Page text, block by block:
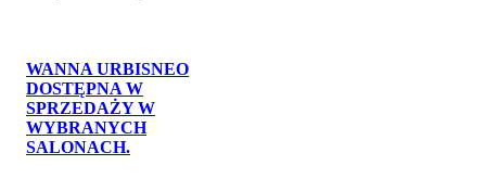
WANNA URBISNEO
DOSTĘPNA W
SPRZEDAŻY W
WYBRANYCH
SALONACH.